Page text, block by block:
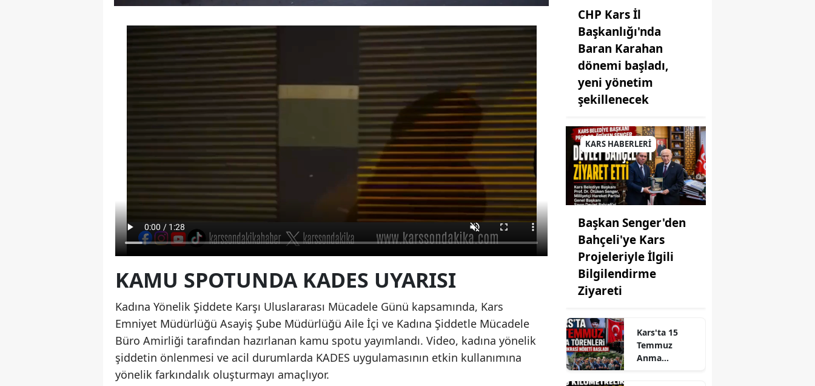
Erzincan
Erzurum
Eskişehir
Gaziantep
Giresun
Gümüşhane
Hakkari
Hatay
Isparta
Mersin
İstanbul
İzmir
Kars
Kastamonu
Kayseri
KAMU SPOTUNDA KADES UYARISI
Kadına Yönelik Şiddete Karşı Uluslararası Mücadele Günü kapsamında, Kars
Emniyet Müdürlüğü Asayiş Şube Müdürlüğü Aile İçi ve Kadına Şiddetle Mücadele
Büro Amirliği tarafından hazırlanan kamu spotu yayımlandı. Video, kadına yönelik
şiddetin önlenmesi ve acil durumlarda KADES uygulamasının etkin kullanımına
yönelik farkındalık oluşturmayı amaçlıyor.
CHP Kars İl
Başkanlığı'nda
Baran Karahan
dönemi başladı,
yeni yönetim
şekillenecek
KARS HABERLERİ
Başkan Senger'den
Bahçeli'ye Kars
Projeleriyle İlgili
Bilgilendirme
Ziyareti
Kars'ta 15
Temmuz
Anma